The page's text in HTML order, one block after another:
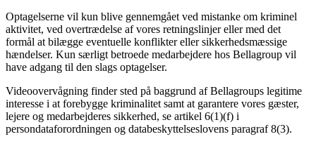
Optagelserne vil kun blive gennemgået ved mistanke om kriminel
aktivitet, ved overtrædelse af vores retningslinjer eller med det
formål at bilægge eventuelle konflikter eller sikkerhedsmæssige
hændelser. Kun særligt betroede medarbejdere hos Bellagroup vil
have adgang til den slags optagelser.
Videoovervågning finder sted på baggrund af Bellagroups legitime
interesse i at forebygge kriminalitet samt at garantere vores gæster,
lejere og medarbejderes sikkerhed, se artikel 6(1)(f) i
persondataforordningen og databeskyttelseslovens paragraf 8(3).